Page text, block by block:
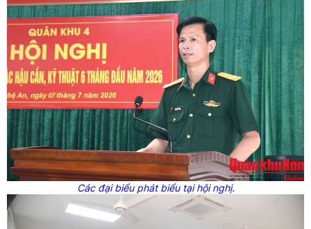
Các đại biểu phát biểu tại hội nghị.